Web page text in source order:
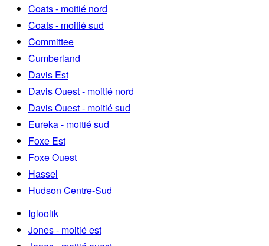
Coats - moitié nord
Coats - moitié sud
Committee
Cumberland
Davis Est
Davis Ouest - moitié nord
Davis Ouest - moitié sud
Eureka - moitié sud
Foxe Est
Foxe Ouest
Hassel
Hudson Centre-Sud
Igloolik
Jones - moitié est